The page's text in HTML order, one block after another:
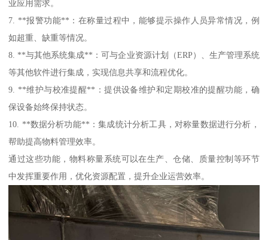
业应用需求。
7. **报警功能**：在称量过程中，能够提示操作人员异常情况，例
如超重、缺重等情况。
8. **与其他系统集成**：可与企业资源计划（ERP）、生产管理系统
等其他软件进行集成，实现信息共享和流程优化。
9. **维护与校准提醒**：提供设备维护和定期校准的提醒功能，确
保设备始终保持状态。
10. **数据分析功能**：集成统计分析工具，对称量数据进行分析，
帮助提高物料管理效率。
通过这些功能，物料称量系统可以在生产、仓储、质量控制等环节
中发挥重要作用，优化资源配置，提升企业运营效率。